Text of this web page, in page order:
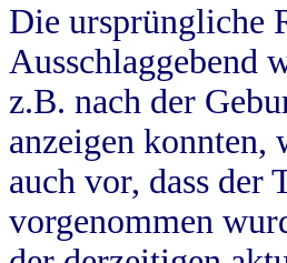
Die ursprüngliche
Ausschlaggebend
z.B. nach der
anzeigen konnten,
auch vor, dass
vorgenommen